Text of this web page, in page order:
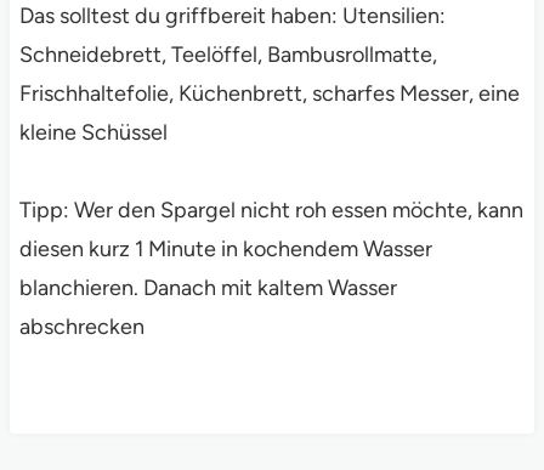
Das solltest du griffbereit haben: Utensilien:
Schneidebrett, Teelöffel, Bambusrollmatte,
Frischhaltefolie, Küchenbrett, scharfes Messer, eine
kleine Schüssel
Tipp: Wer den Spargel nicht roh essen möchte, kann
diesen kurz 1 Minute in kochendem Wasser
blanchieren. Danach mit kaltem Wasser
abschrecken